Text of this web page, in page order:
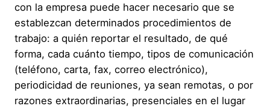
con la empresa puede hacer necesario que se
establezcan determinados procedimientos de
trabajo: a quién reportar el resultado, de qué
forma, cada cuánto tiempo, tipos de comunicación
(teléfono, carta, fax, correo electrónico),
periodicidad de reuniones, ya sean remotas, o por
razones extraordinarias, presenciales en el lugar